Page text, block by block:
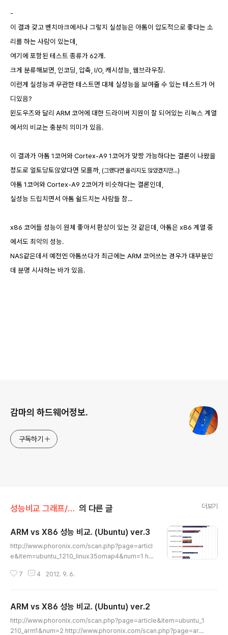
-
이 결과 갖고 벤치마크에서나 그렇지 실성능은 아톰이 압도적으로 좋다는 소
리를 하는 사람이 있는데,
여기에 포함된 테스트 종류가 62개.
크게 분류해보면, 인코딩, 압축, I/O, 캐시성능, 웹브라우징.
이런게 실성능과 무관한 테스트면 대체 실성능을 보여줄 수 있는 테스트가 어
디있음?
윈도우즈와 달리 ARM 코어에 대한 드라이버 지원이 잘 되어있는 리눅스 계열
에서의 비교는 충분히 의미가 있음.
이 결과가 아톰 1코어와 Cortex-A9 1코어가 맞짱 가능하다는 결론이 나왔을
정도로 얼토당토않았다면 모를까, (그랬다면 올리지도 않았겠지만...)
아톰 1코어와 Cortex-A9 2코어가 비슷하다는 결론인데,
실성능 드립치면서 아톰 쉴드치는 사람들 참...
x86 코어들 성능이 원체 좋아서 환상이 있는 것 같은데, 아톰은 x86 계열 중
에서도 최악의 성능.
NAS같은데서 예전엔 아톰쓰다가 최근에는 ARM 코어쓰는 경우가 대부분인
데 분명 시사하는 바가 있음.
감마의 하드웨어정보.
구독하기
성능비교 그래프/ARM vs X86(X64) 의 다른 글 더보기
ARM vs X86 성능 비교. (Ubuntu) ver.3
http://www.phoronix.com/scan.php?page=articl
e&item=ubuntu_1210_linux35omap4&num=1 htt
item=odroid_panda_linaro&num=1 등등 - 아톰 n2
60 11.xx 결과가 상승하면서, 전체 수치가 그에 맞춰 변동.
- 엑시노스 4412 는 동클럭임에도 테그라3 와 상당한 차
이를 보입니다. 우분투 버전이 같다면 테그라3 결과도 꽤
7 4 2012. 9. 6.
ARM vs X86 성능 비교. (Ubuntu) ver.2
http://www.phoronix.com/scan.php?page=article&item=ubuntu_1
210_arm1&num=2 http://www.phoronix.com/scan.php?page=arti